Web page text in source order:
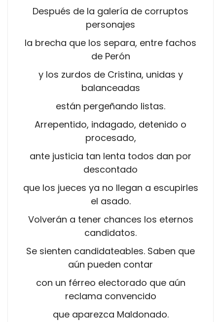
Después de la galería de corruptos
personajes
la brecha que los separa, entre fachos
de Perón
y los zurdos de Cristina, unidas y
balanceadas
están pergeñando listas.
Arrepentido, indagado, detenido o
procesado,
ante justicia tan lenta todos dan por
descontado
que los jueces ya no llegan a escupirles
el asado.
Volverán a tener chances los eternos
candidatos.
Se sienten candidateables. Saben que
aún pueden contar
con un férreo electorado que aún
reclama convencido
que aparezca Maldonado.